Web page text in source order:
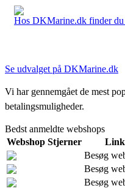
Hos DKMarine.dk finder du
Se udvalget på DKMarine.dk
Vi har gennemgået de mest
betalingsmuligheder.
Bedst anmeldte webshops
Webshop Stjerner
Link
Besøg
Besøg
Besøg